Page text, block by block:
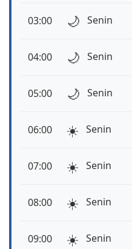
03:00 🌙 Senin
04:00 🌙 Senin
05:00 🌙 Senin
06:00 ☀️ Senin
07:00 ☀️ Senin
08:00 ☀️ Senin
09:00 ☀️ Senin